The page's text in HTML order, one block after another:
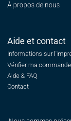
À propos de nous
Aide et contact
Informations sur
Vérifier ma commande
Aide & FAQ
Contact